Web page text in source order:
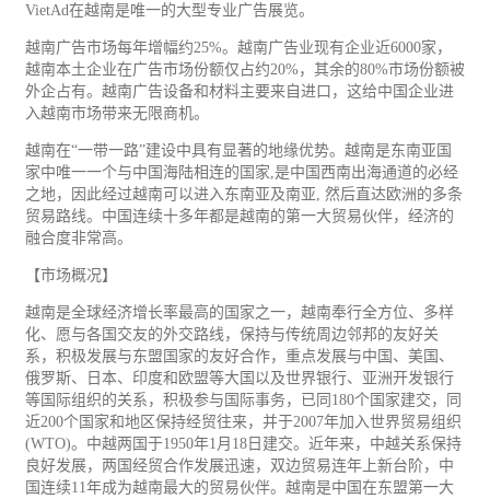
VietAd在越南是唯一的大型专业广告展览。
越南广告市场每年增幅约25%。越南广告业现有企业近6000家，
越南本土企业在广告市场份额仅占约20%，其余的80%市场份额被
外企占有。越南广告设备和材料主要来自进口，这给中国企业进
入越南市场带来无限商机。
越南在“一带一路”建设中具有显著的地缘优势。越南是东南亚国
家中唯一一个与中国海陆相连的国家,是中国西南出海通道的必经
之地，因此经过越南可以进入东南亚及南亚, 然后直达欧洲的多条
贸易路线。中国连续十多年都是越南的第一大贸易伙伴，经济的
融合度非常高。
【市场概况】
越南是全球经济增长率最高的国家之一，越南奉行全方位、多样
化、愿与各国交友的外交路线，保持与传统周边邻邦的友好关
系，积极发展与东盟国家的友好合作，重点发展与中国、美国、
俄罗斯、日本、印度和欧盟等大国以及世界银行、亚洲开发银行
等国际组织的关系，积极参与国际事务，已同180个国家建交，同
近200个国家和地区保持经贸往来，并于2007年加入世界贸易组织
(WTO)。中越两国于1950年1月18日建交。近年来，中越关系保持
良好发展，两国经贸合作发展迅速，双边贸易连年上新台阶，中
国连续11年成为越南最大的贸易伙伴。越南是中国在东盟第一大